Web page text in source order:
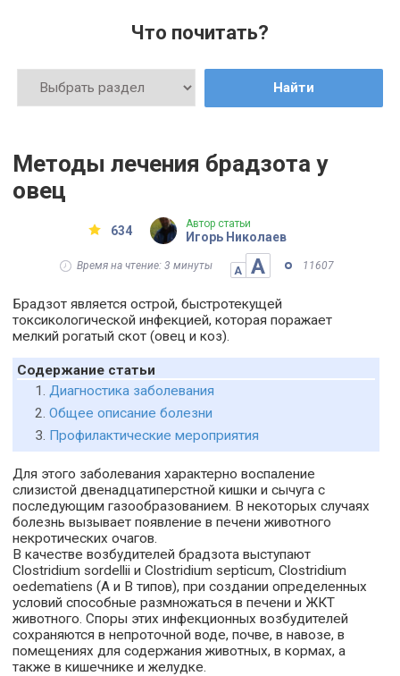
Что почитать?
Найти
Методы лечения брадзота у
овец
634 Автор статьи
Игорь Николаев
Время на чтение: 3 минуты А А 11607
Брадзот является острой, быстротекущей
токсикологической инфекцией, которая поражает
мелкий рогатый скот (овец и коз).
Содержание статьи
Диагностика заболевания
Общее описание болезни
Профилактические мероприятия
Для этого заболевания характерно воспаление
слизистой двенадцатиперстной кишки и сычуга с
последующим газообразованием. В некоторых случаях
болезнь вызывает появление в печени животного
некротических очагов.
В качестве возбудителей брадзота выступают
Clostridium sordellii и Clostridium septicum, Clostridium
oedematiens (А и В типов), при создании определенных
условий способные размножаться в печени и ЖКТ
животного. Споры этих инфекционных возбудителей
сохраняются в непроточной воде, почве, в навозе, в
помещениях для содержания животных, в кормах, а
также в кишечнике и желудке.